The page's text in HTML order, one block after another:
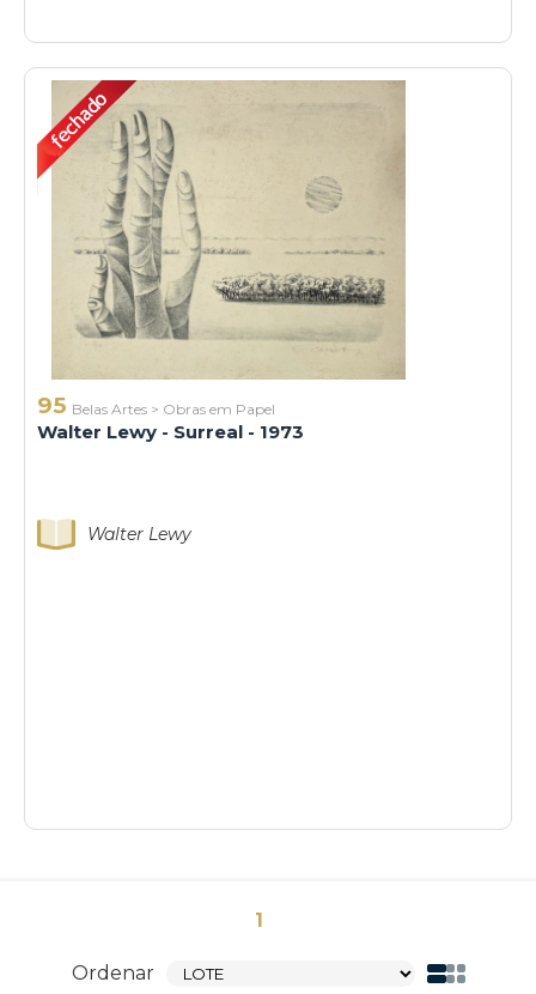
95 Belas Artes > Obras em Papel
Walter Lewy - Surreal - 1973
Walter Lewy
1
Ordenar